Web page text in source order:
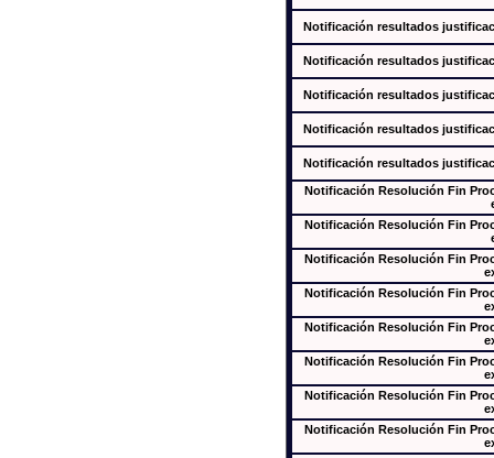
Notificación resultados
Notificación resultados
Notificación resultados
Notificación resultados
Notificación resultados
Notificación Resolución Fin
Notificación Resolución Fin
Notificación Resolución Fin
Notificación Resolución Fin
Notificación Resolución Fin
Notificación Resolución Fin
Notificación Resolución Fin
Notificación Resolución Fin